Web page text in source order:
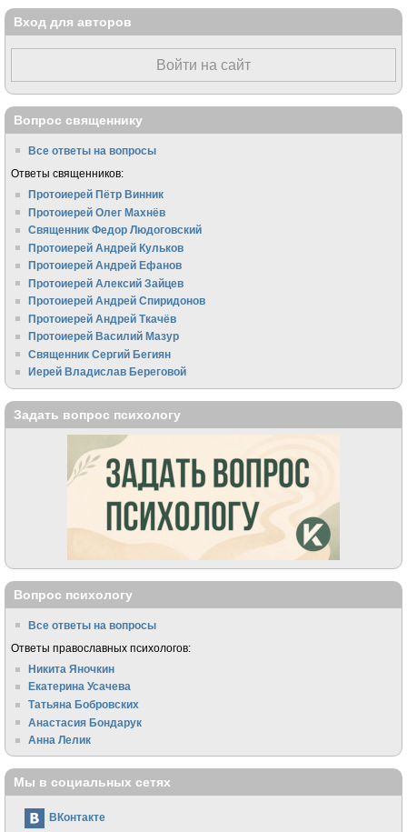
Вход для авторов
Войти на сайт
Вопрос священнику
Все ответы на вопросы
Ответы священников:
Протоиерей Пётр Винник
Протоиерей Олег Махнёв
Священник Федор Людоговский
Протоиерей Андрей Кульков
Протоиерей Андрей Ефанов
Протоиерей Алексий Зайцев
Протоиерей Андрей Спиридонов
Протоиерей Андрей Ткачёв
Протоиерей Василий Мазур
Священник Сергий Бегиян
Иерей Владислав Береговой
Задать вопрос психологу
Вопрос психологу
Все ответы на вопросы
Ответы православных психологов:
Никита Яночкин
Екатерина Усачева
Татьяна Бобровских
Анастасия Бондарук
Анна Лелик
Мы в социальных сетях
ВКонтакте